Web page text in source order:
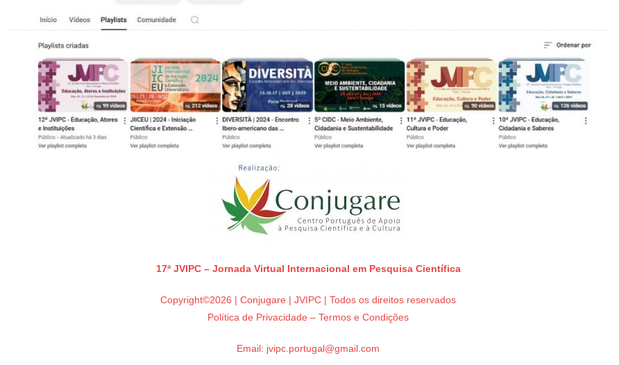
17ª JVIPC – Jornada Virtual Internacional em Pesquisa Científica
Copyright©2026 | Conjugare | JVIPC | Todos os direitos reservados
Política de Privacidade – Termos e Condições
Email: jvipc.portugal@gmail.com